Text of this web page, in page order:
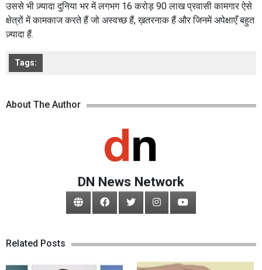
उससे भी ज़्यादा दुनिया भर में लगभग 16 करोड़ 90 लाख प्रवासी कामगार ऐसे
क्षेत्रों में कामकाज करते हैं जो अस्वच्छ हैं, ख़तरनाक हैं और जिनमें अपेक्षाएँ बहुत
ज़्यादा हैं.
Tags:
About The Author
DN News Network
Related Posts